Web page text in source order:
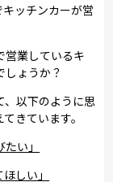
ッチンカーが営
営業しているキ
しょうか？
、以下のように思
きています。
い」
しい」